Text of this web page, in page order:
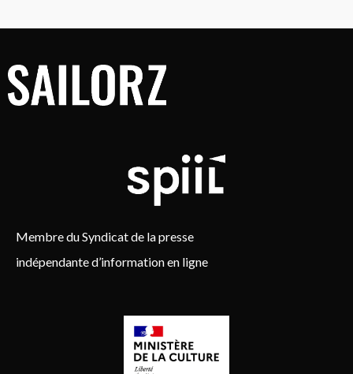
Membre du Syndicat de la presse
indépendante d’information en ligne